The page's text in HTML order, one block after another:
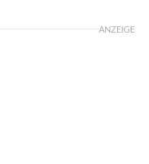
ANZEIGE